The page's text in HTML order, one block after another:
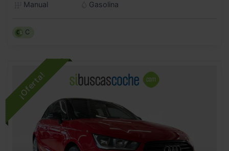
Manual
Gasolina
C